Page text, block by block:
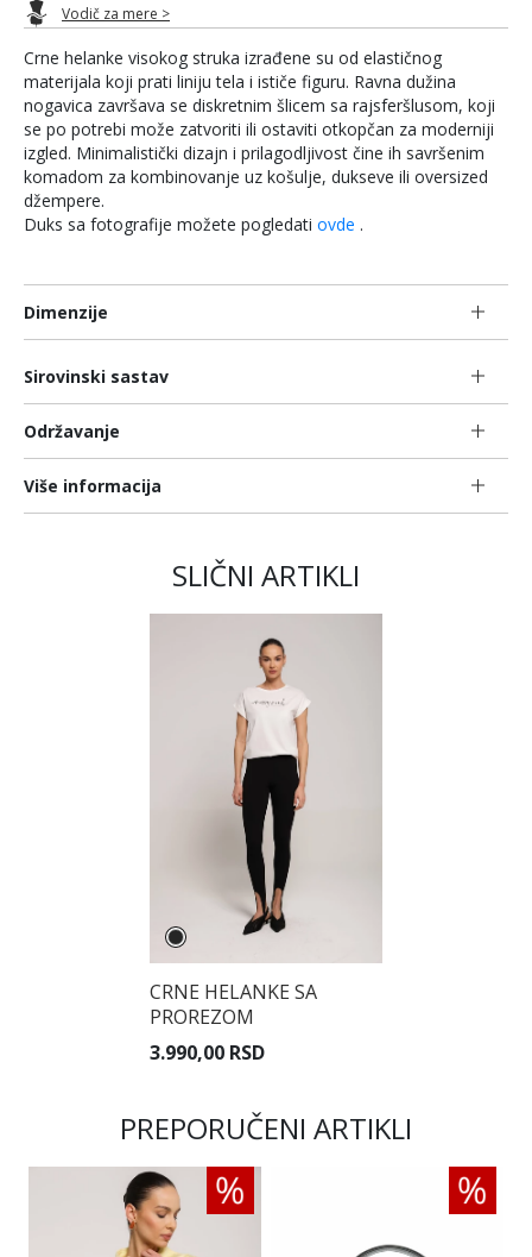
Crne helanke visokog struka izrađene su od elastičnog
materijala koji prati liniju tela i ističe figuru. Ravna dužina
nogavica završava se diskretnim šlicem sa rajsferšlusom, koji
se po potrebi može zatvoriti ili ostaviti otkopčan za moderniji
izgled. Minimalistički dizajn i prilagodljivost čine ih savršenim
komadom za kombinovanje uz košulje, dukseve ili oversized
džempere.
Duks sa fotografije možete pogledati ovde .
Dimenzije
Sirovinski sastav
Održavanje
Više informacija
Vodič za mere >
SLIČNI ARTIKLI
CRNE HELANKE SA
PROREZOM
3.990,00 RSD
PREPORUČENI ARTIKLI